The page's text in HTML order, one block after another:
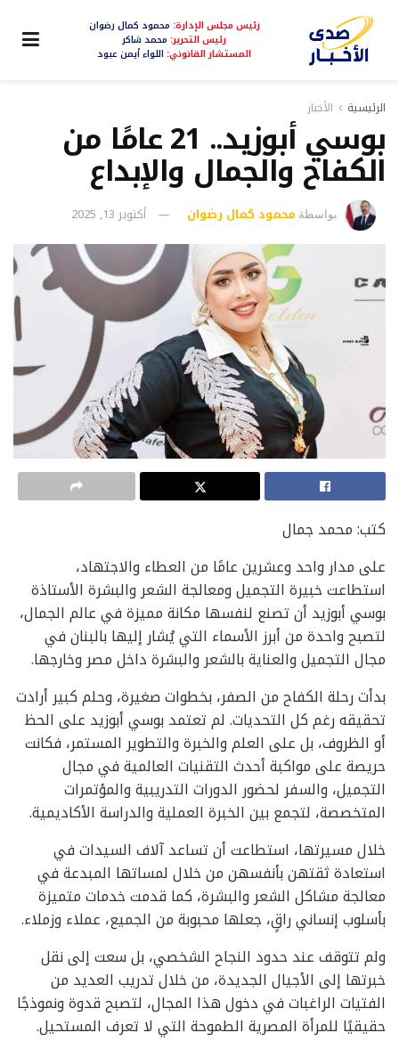
رئيس مجلس الإدارة: محمود كمال رضوان
رئيس التحرير: محمد شاكر
المستشار القانوني: اللواء أيمن عبود
الرئيسية الأخبار
بوسي أبوزيد.. 21 عامًا من
الكفاح والجمال والإبداع
بواسطة محمود كمال رضوان أكتوبر 13, 2025
كتب: محمد جمال
على مدار واحد وعشرين عامًا من العطاء والاجتهاد،
استطاعت خبيرة التجميل ومعالجة الشعر والبشرة الأستاذة
بوسي أبوزيد أن تصنع لنفسها مكانة مميزة في عالم الجمال،
لتصبح واحدة من أبرز الأسماء التي يُشار إليها بالبنان في
مجال التجميل والعناية بالشعر والبشرة داخل مصر وخارجها.
بدأت رحلة الكفاح من الصفر، بخطوات صغيرة، وحلم كبير أرادت
تحقيقه رغم كل التحديات. لم تعتمد بوسي أبوزيد على الحظ
أو الظروف، بل على العلم والخبرة والتطوير المستمر، فكانت
حريصة على مواكبة أحدث التقنيات العالمية في مجال
التجميل، والسفر لحضور الدورات التدريبية والمؤتمرات
المتخصصة، لتجمع بين الخبرة العملية والدراسة الأكاديمية.
خلال مسيرتها، استطاعت أن تساعد آلاف السيدات في
استعادة ثقتهن بأنفسهن من خلال لمساتها المبدعة في
معالجة مشاكل الشعر والبشرة، كما قدمت خدمات متميزة
بأسلوب إنساني راقٍ، جعلها محبوبة من الجميع، عملاء وزملاء.
ولم تتوقف عند حدود النجاح الشخصي، بل سعت إلى نقل
خبرتها إلى الأجيال الجديدة، من خلال تدريب العديد من
الفتيات الراغبات في دخول هذا المجال، لتصبح قدوة ونموذجًا
حقيقيًا للمرأة المصرية الطموحة التي لا تعرف المستحيل.